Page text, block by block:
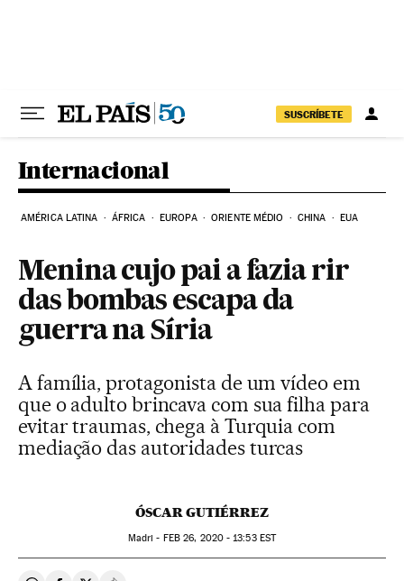
SUSCRÍBETE
Internacional
AMÉRICA LATINA ÁFRICA EUROPA ORIENTE MÉDIO CHINA EUA
Menina cujo pai a fazia rir
das bombas escapa da
guerra na Síria
A família, protagonista de um vídeo em
que o adulto brincava com sua filha para
evitar traumas, chega à Turquia com
mediação das autoridades turcas
ÓSCAR GUTIÉRREZ
Madri - FEB 26, 2020 - 13:53EST